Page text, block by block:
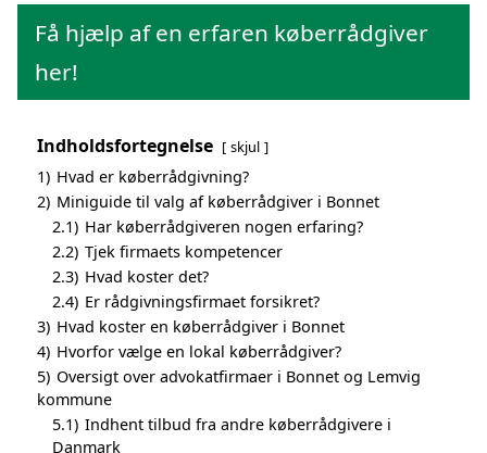
Få hjælp af en erfaren køberrådgiver
her!
Indholdsfortegnelse skjul
1) Hvad er køberrådgivning?
2) Miniguide til valg af køberrådgiver i Bonnet
2.1) Har køberrådgiveren nogen erfaring?
2.2) Tjek firmaets kompetencer
2.3) Hvad koster det?
2.4) Er rådgivningsfirmaet forsikret?
3) Hvad koster en køberrådgiver i Bonnet
4) Hvorfor vælge en lokal køberrådgiver?
5) Oversigt over advokatfirmaer i Bonnet og Lemvig
kommune
5.1) Indhent tilbud fra andre køberrådgivere i
Danmark